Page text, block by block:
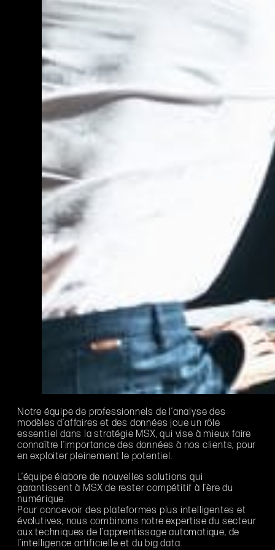
Notre équipe de professionnels de l’analyse des
modèles d’affaires et des données joue un rôle
essentiel dans la stratégie MSX, qui vise à mieux faire
connaître l’importance des données à nos clients, pour
en exploiter pleinement le potentiel.
L’équipe élabore de nouvelles solutions qui
garantissent à MSX de rester compétitif à l’ère du
numérique.
Pour concevoir des plateformes plus intelligentes et
évolutives, nous combinons notre expertise du secteur
aux techniques de l’apprentissage automatique, de
l’intelligence artificielle et du big data.